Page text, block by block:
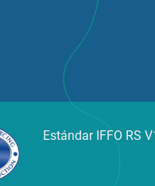
Estándar IFFO RS